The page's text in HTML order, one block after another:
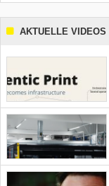
AKTUELLE VIDEOS